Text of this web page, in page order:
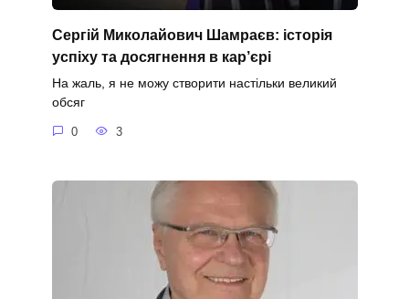
Сергій Миколайович Шамраєв: історія
успіху та досягнення в кар’єрі
На жаль, я не можу створити настільки великий
обсяг
0 3